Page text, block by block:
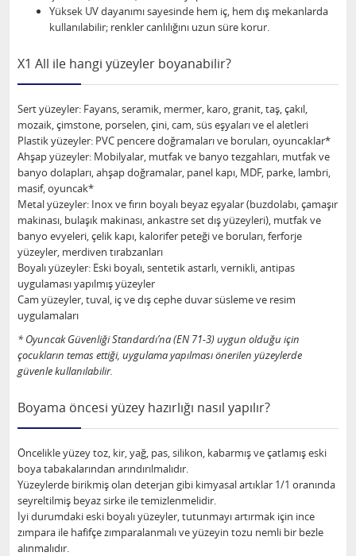
Yüksek UV dayanımı sayesinde hem iç, hem dış mekanlarda
kullanılabilir; renkler canlılığını uzun süre korur.
X1 All ile hangi yüzeyler boyanabilir?
Sert yüzeyler: Fayans, seramik, mermer, karo, granit, taş, çakıl,
mozaik, çimstone, porselen, çini, cam, süs eşyaları ve el aletleri
Plastik yüzeyler: PVC pencere doğramaları ve boruları, oyuncaklar*
Ahşap yüzeyler: Mobilyalar, mutfak ve banyo tezgahları, mutfak ve
banyo dolapları, ahşap doğramalar, panel kapı, MDF, parke, lambri,
masif, oyuncak*
Metal yüzeyler: Inox ve fırın boyalı beyaz eşyalar (buzdolabı, çamaşır
makinası, bulaşık makinası, ankastre set dış yüzeyleri), mutfak ve
banyo evyeleri, çelik kapı, kalorifer peteği ve boruları, ferforje
yüzeyler, merdiven tırabzanları
Boyalı yüzeyler: Eski boyalı, sentetik astarlı, vernikli, antipas
uygulaması yapılmış yüzeyler
Cam yüzeyler, tuval, iç ve dış cephe duvar süsleme ve resim
uygulamaları
* Oyuncak Güvenliği Standardı’na (EN 71-3) uygun olduğu için
çocukların temas ettiği, uygulama yapılması önerilen yüzeylerde
güvenle kullanılabilir.
Boyama öncesi yüzey hazırlığı nasıl yapılır?
Öncelikle yüzey toz, kir, yağ, pas, silikon, kabarmış ve çatlamış eski
boya tabakalarından arındırılmalıdır.
Yüzeylerde birikmiş olan deterjan gibi kimyasal artıklar 1/1 oranında
seyreltilmiş beyaz sirke ile temizlenmelidir.
İyi durumdaki eski boyalı yüzeyler, tutunmayı artırmak için ince
zımpara ile hafifçe zımparalanmalı ve yüzeyin tozu nemli bir bezle
alınmalıdır.